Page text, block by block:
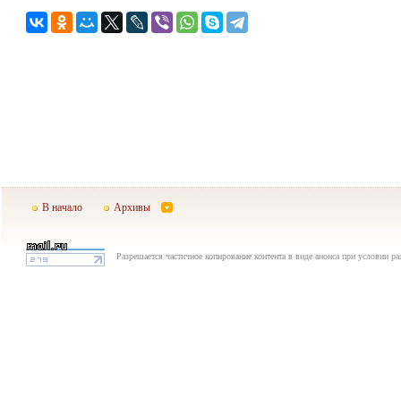
В начало Архивы
Разрешается частичное копирование контента в виде анонса при условии